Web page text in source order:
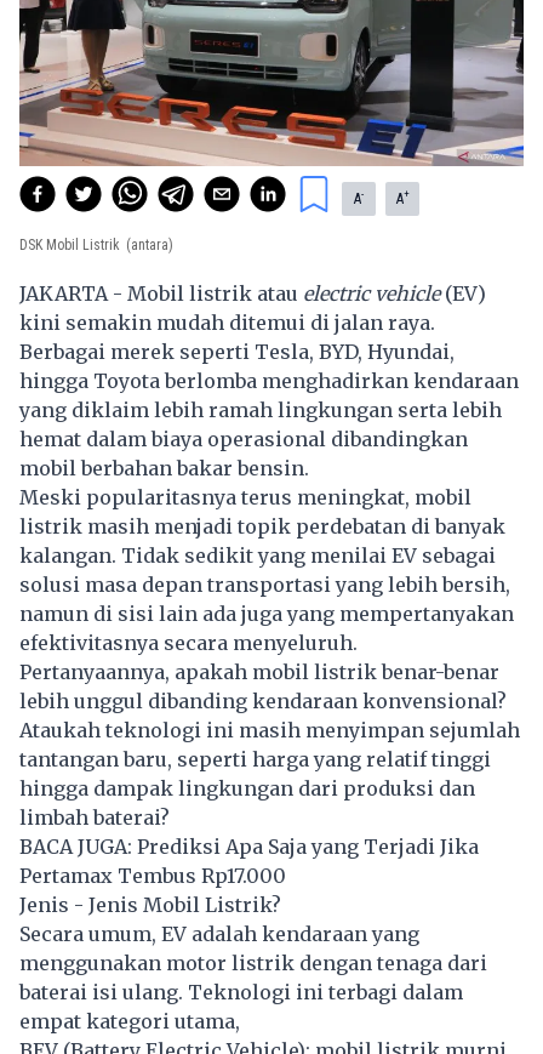
A- A+
DSK Mobil Listrik (antara)
JAKARTA - Mobil listrik atau electric vehicle(EV)
kini semakin mudah ditemui di jalan raya.
Berbagai merek seperti Tesla, BYD, Hyundai,
hingga Toyota berlomba menghadirkan kendaraan
yang diklaim lebih ramah lingkungan serta lebih
hemat dalam biaya operasional dibandingkan
mobil berbahan bakar bensin.
Meski popularitasnya terus meningkat, mobil
listrik masih menjadi topik perdebatan di banyak
kalangan. Tidak sedikit yang menilai EV sebagai
solusi masa depan transportasi yang lebih bersih,
namun di sisi lain ada juga yang mempertanyakan
efektivitasnya secara menyeluruh.
Pertanyaannya, apakah mobil listrik benar-benar
lebih unggul dibanding kendaraan konvensional?
Ataukah teknologi ini masih menyimpan sejumlah
tantangan baru, seperti harga yang relatif tinggi
hingga dampak lingkungan dari produksi dan
limbah baterai?
BACA JUGA: Prediksi Apa Saja yang Terjadi Jika
Pertamax Tembus Rp17.000
Jenis - Jenis Mobil Listrik?
Secara umum, EV adalah kendaraan yang
menggunakan motor listrik dengan tenaga dari
baterai isi ulang. Teknologi ini terbagi dalam
empat kategori utama,